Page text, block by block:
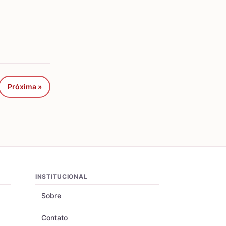
Próxima »
INSTITUCIONAL
Sobre
Contato